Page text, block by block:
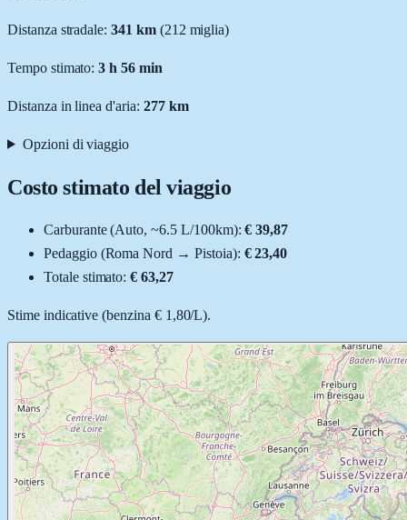
Distanza stradale:341 km (212 miglia)
Tempo stimato:3 h 56 min
Distanza in linea d'aria: 277km
Opzioni di viaggio
Costo stimato del viaggio
Carburante (Auto, ~6.5 L/100km): € 39,87
Pedaggio (Roma Nord → Pistoia): € 23,40
Totale stimato:€ 63,27
Stime indicative (benzina € 1,80/L).